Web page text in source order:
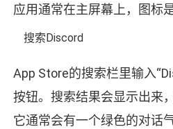
应用通常在主屏幕上，图标
搜索Discord
App Store的搜索栏里输入
按钮。搜索结果会显示出来
它通常会有一个绿色的对话气